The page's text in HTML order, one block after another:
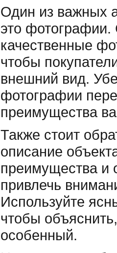
Один из важных
это фотографии.
качественные
чтобы
внешний вид.
фотографии
преимущества
Также стоит
описание
преимущества и
привлечь
Используйте
чтобы
особенный.